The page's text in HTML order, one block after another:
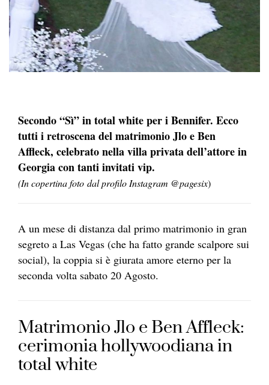
Secondo “Sì” in total white per i Bennifer. Ecco
tutti i retroscena del matrimonio Jlo e Ben
Affleck, celebrato nella villa privata dell’attore in
Georgia con tanti invitati vip.
(In copertina foto dal profilo Instagram @pagesix)
A un mese di distanza dal primo matrimonio in gran
segreto a Las Vegas (che ha fatto grande scalpore sui
social), la coppia si è giurata amore eterno per la
seconda volta sabato 20 Agosto.
Matrimonio Jlo e Ben Affleck:
cerimonia hollywoodiana in
total white